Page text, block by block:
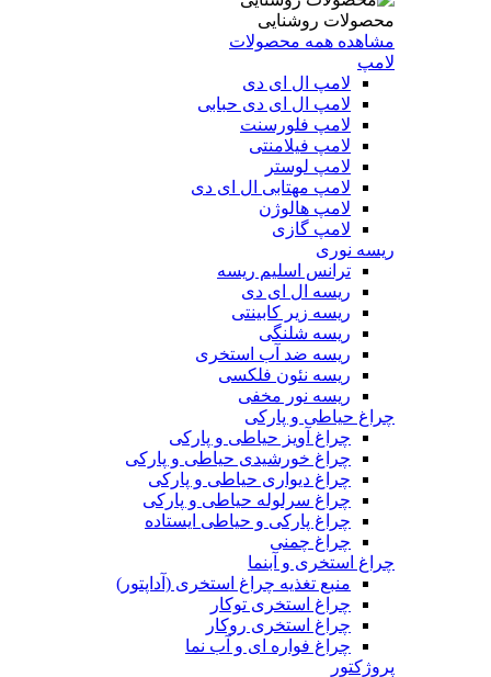
محصولات روشنایی
مشاهده همه محصولات
لامپ
لامپ ال ای دی
لامپ ال ای دی حبابی
لامپ فلورسنت
لامپ فیلامنتی
لامپ لوستر
لامپ مهتابی ال ای دی
لامپ هالوژن
لامپ گازی
ریسه نوری
ترانس اسلیم ریسه
ریسه ال ای دی
ریسه زیر کابینتی
ریسه شلنگی
ریسه ضد آب استخری
ریسه نئون فلکسی
ریسه نور مخفی
چراغ حیاطی و پارکی
چراغ آویز حیاطی و پارکی
چراغ خورشیدی حیاطی و پارکی
چراغ دیواری حیاطی و پارکی
چراغ سرلوله حیاطی و پارکی
چراغ پارکی و حیاطی ایستاده
چراغ چمنی
چراغ استخری و آبنما
منبع تغذیه چراغ استخری (آداپتور)
چراغ استخری توکار
چراغ استخری روکار
چراغ فواره ای و آب نما
پروژکتور